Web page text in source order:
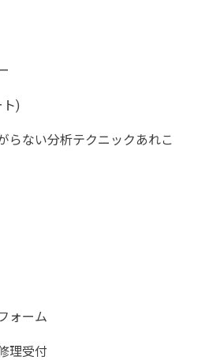
)
らない分析テクニックあれこ
ォーム
理受付